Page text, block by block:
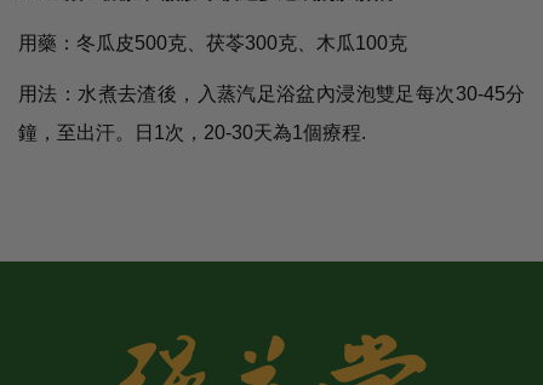
用藥：冬瓜皮500克、茯苓300克、木瓜100克
用法：水煮去渣後，入蒸汽足浴盆內浸泡雙足每次30-45分
鐘，至出汗。日1次，20-30天為1個療程.